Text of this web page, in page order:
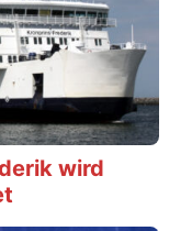
wird